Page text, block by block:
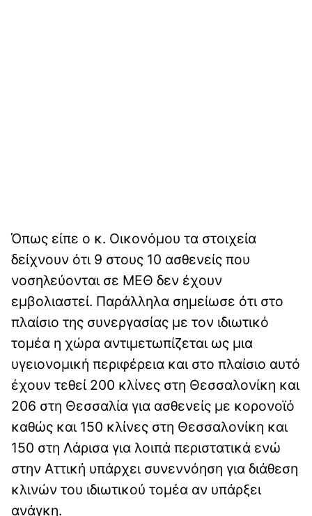
Όπως είπε ο κ. Οικονόμου τα στοιχεία
δείχνουν ότι 9 στους 10 ασθενείς που
νοσηλεύονται σε ΜΕΘ δεν έχουν
εμβολιαστεί. Παράλληλα σημείωσε ότι στο
πλαίσιο της συνεργασίας με τον ιδιωτικό
τομέα η χώρα αντιμετωπίζεται ως μια
υγειονομική περιφέρεια και στο πλαίσιο αυτό
έχουν τεθεί 200 κλίνες στη Θεσσαλονίκη και
206 στη Θεσσαλία για ασθενείς με κορονοϊό
καθώς και 150 κλίνες στη Θεσσαλονίκη και
150 στη Λάρισα για λοιπά περιστατικά ενώ
στην Αττική υπάρχει συνεννόηση για διάθεση
κλινών του ιδιωτικού τομέα αν υπάρξει
ανάγκη.